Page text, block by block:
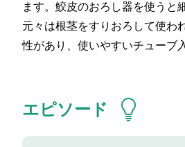
ます。鮫皮のおろし器を使うと
元々は根茎をすりおろして使わ
性があり、使いやすいチューブ
エピソード